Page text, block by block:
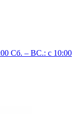
Сб. – ВС.: c 10:00